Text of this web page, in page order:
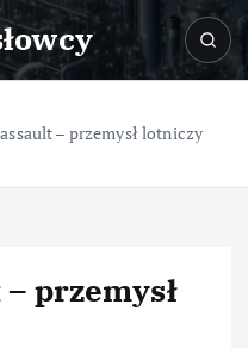
– przemysł lotniczy
przemysł